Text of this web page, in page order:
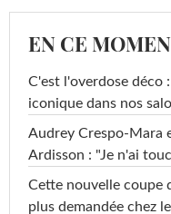
EN CE
C'est l'overdose déco
iconique dans nos
Audrey Crespo-Mara
Ardisson : "Je n'ai
Cette nouvelle coupe
plus demandée chez